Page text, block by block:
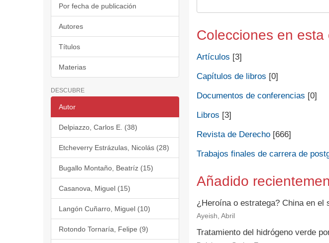
Por fecha de publicación
Autores
Títulos
Materias
DESCUBRE
Autor
Delpiazzo, Carlos E. (38)
Etcheverry Estrázulas, Nicolás (28)
Bugallo Montaño, Beatríz (15)
Casanova, Miguel (15)
Langón Cuñarro, Miguel (10)
Rotondo Tornaría, Felipe (9)
Colecciones en esta
Artículos [3]
Capítulos de libros [0]
Documentos de conferencias [0]
Libros [3]
Revista de Derecho[666]
Trabajos finales de carrera de
Añadido
¿Heroína o estratega? China en
Ayeish, Abril
Tratamiento del hidrógeno verde